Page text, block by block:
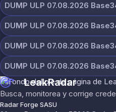
DUMP ULP 07.08.2026
DUMP ULP 07.08.2026
DUMP ULP 07.08.2026
DUMP ULP 07.08.2026
LeakRadar
Busca, monitorea y corrige
Radar Forge SASU